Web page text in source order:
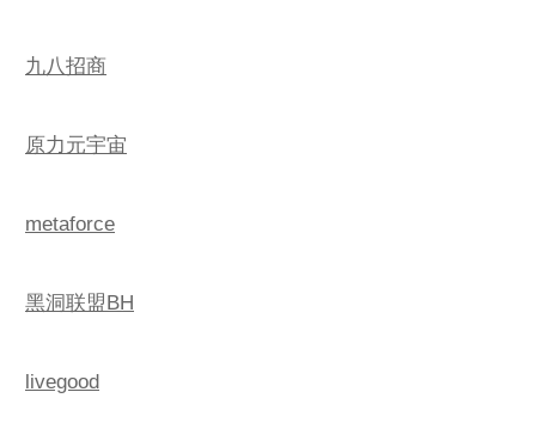
九八招商
原力元宇宙
metaforce
黑洞联盟BH
livegood